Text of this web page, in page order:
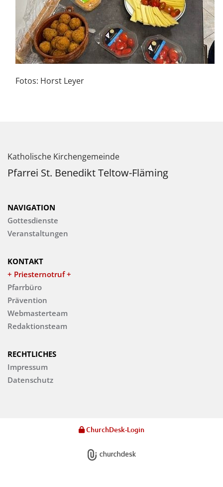
Fotos: Horst Leyer
Katholische Kirchengemeinde
Pfarrei St. Benedikt Teltow-Fläming
NAVIGATION
Gottesdienste
Veranstaltungen
KONTAKT
+ Priesternotruf +
Pfarrbüro
Prävention
Webmasterteam
Redaktionsteam
RECHTLICHES
Impressum
Datenschutz
ChurchDesk-Login